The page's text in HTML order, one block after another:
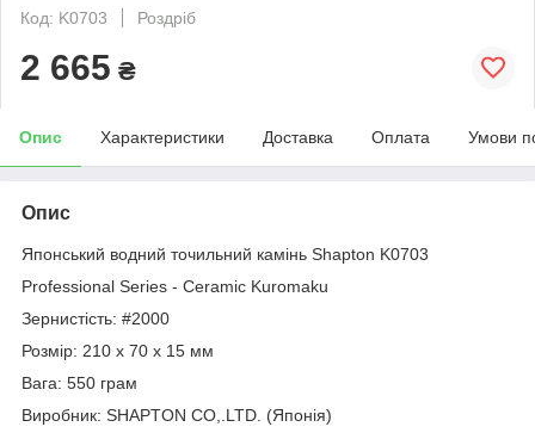
Код: K0703
Роздріб
2 665 ₴
Опис Характеристики Доставка Оплата Умови
Опис
Японський водний точильний камінь Shapton K0703
Professional Series - Ceramic Kuromaku
Зернистість: #2000
Розмір: 210 x 70 x 15 мм
Вага: 550 грам
Виробник: SHAPTON CO,.LTD. (Японія)